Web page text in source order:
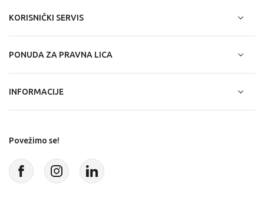
KORISNIČKI SERVIS
PONUDA ZA PRAVNA LICA
INFORMACIJE
Povežimo se!